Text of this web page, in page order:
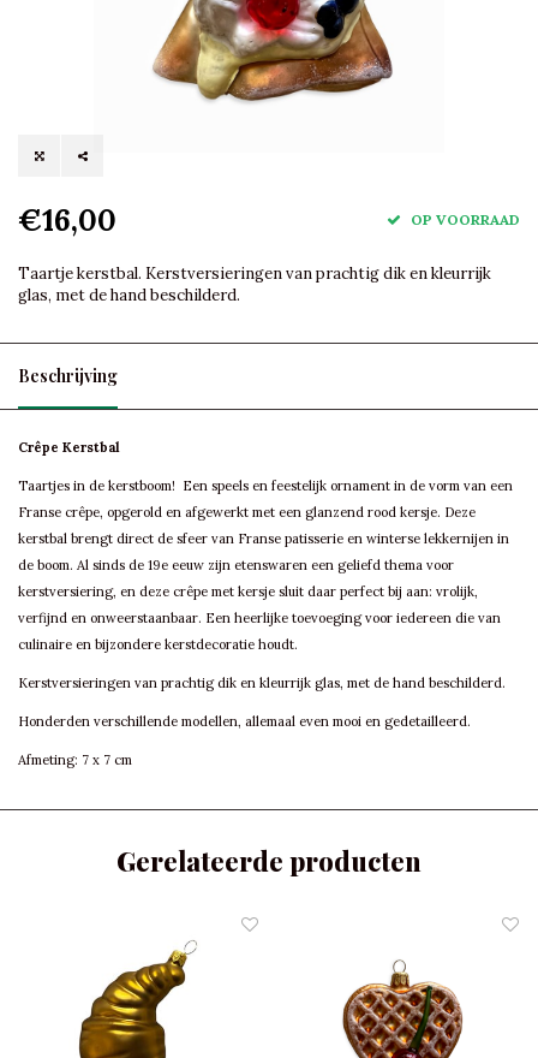
€16,00 OP VOORRAAD
Taartje kerstbal. Kerstversieringen van prachtig dik en kleurrijk
glas, met de hand beschilderd.
Beschrijving
Crêpe Kerstbal
Taartjes in de kerstboom! Een speels en feestelijk ornament in de vorm van een
Franse crêpe, opgerold en afgewerkt met een glanzend rood kersje. Deze
kerstbal brengt direct de sfeer van Franse patisserie en winterse lekkernijen in
de boom. Al sinds de 19e eeuw zijn etenswaren een geliefd thema voor
kerstversiering, en deze crêpe met kersje sluit daar perfect bij aan: vrolijk,
verfijnd en onweerstaanbaar. Een heerlijke toevoeging voor iedereen die van
culinaire en bijzondere kerstdecoratie houdt.
Kerstversieringen van prachtig dik en kleurrijk glas, met de hand beschilderd.
Honderden verschillende modellen, allemaal even mooi en gedetailleerd.
Afmeting: 7 x 7 cm
Gerelateerde producten